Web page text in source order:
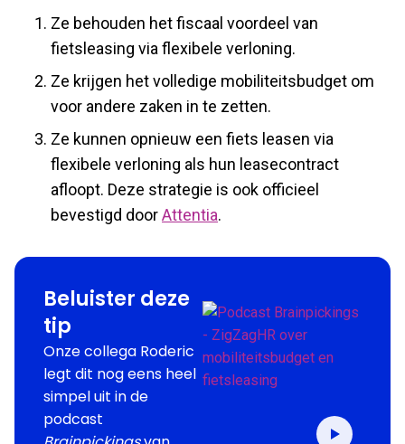
Ze behouden het fiscaal voordeel van
fietsleasing via flexibele verloning.
Ze krijgen het volledige mobiliteitsbudget om
voor andere zaken in te zetten.
Ze kunnen opnieuw een fiets leasen via
flexibele verloning als hun leasecontract
afloopt. Deze strategie is ook officieel
bevestigd doorAttentia.
Beluister deze
tip
Onze collega Roderic
legt dit nog eens heel
simpel uit in de
podcast